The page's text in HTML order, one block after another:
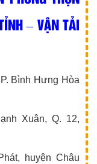
– VẬN TẢI
Bình Hưng Hòa
Xuân, Q. 12,
huyện Châu